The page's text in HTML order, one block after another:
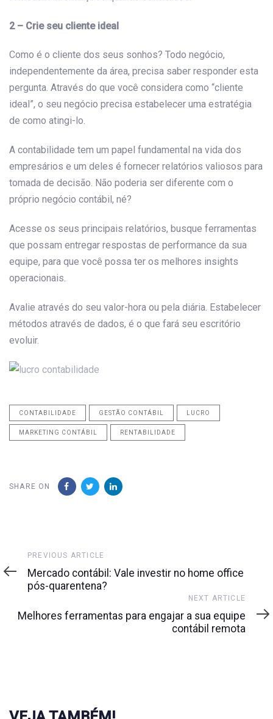
2 – Crie seu cliente ideal
Como é o cliente dos seus sonhos? Todo negócio,
independentemente da área, precisa saber responder esta
pergunta. Através do que você considera como “cliente
ideal”, o seu negócio precisa estabelecer uma estratégia
de como atingi-lo.
A contabilidade tem um papel fundamental na vida dos
empresários e um deles é fornecer relatórios valiosos para
tomada de decisão. Não poderia ser diferente com o
próprio negócio contábil, né?
Acesse os seus principais relatórios, busque ferramentas
que possam entregar respostas de performance da sua
equipe, para que você possa ter os melhores insights
operacionais.
Avalie através do seu valor-hora ou pela diária. Estabelecer
métodos através de dados, é o que fará seu escritório
evoluir.
CONTABILIDADE GESTÃO CONTÁBIL LUCRO
MARKETING CONTÁBIL RENTABILIDADE
SHARE ON
Previous
Article
PREVIOUS ARTICLE
Mercado contábil: Vale investir no home office
pós-quarentena?
Article
NEXT ARTICLE
Melhores ferramentas para engajar a sua equipe
contábil remota